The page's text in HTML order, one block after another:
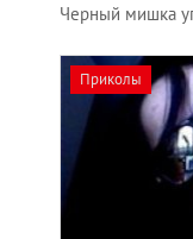
Черный мишка
Приколы